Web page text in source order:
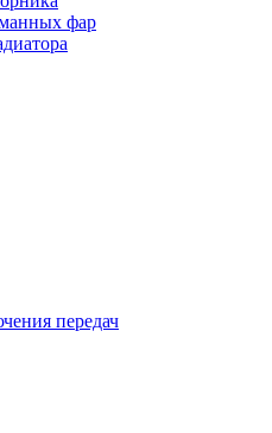
фар
передач